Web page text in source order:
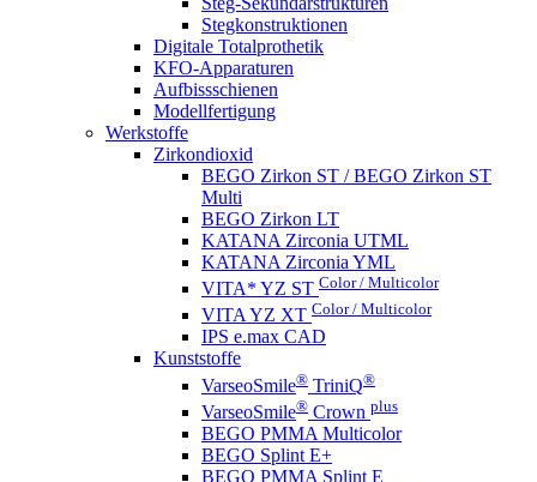
Stegkonstruktionen
Digitale Totalprothetik
KFO-Apparaturen
Aufbissschienen
Modellfertigung
Werkstoffe
Zirkondioxid
BEGO Zirkon ST / BEGO Zirkon ST
Multi
BEGO Zirkon LT
KATANA Zirconia UTML
KATANA Zirconia YML
VITA* YZ ST Color / Multicolor
VITA YZ XT Color / Multicolor
IPS e.max CAD
Kunststoffe
VarseoSmile® TriniQ®
VarseoSmile® Crown plus
BEGO PMMA Multicolor
BEGO Splint E+
BEGO PMMA Splint E